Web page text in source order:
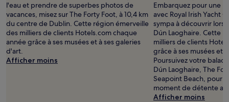
l'eau et prendre de superbes photos de
vacances, misez sur The Forty Foot, à 10,4 km
du centre de Dublin. Cette région émerveille
des milliers de clients Hotels.com chaque
année grâce à ses musées et à ses galeries
d'art.
Afficher moins
Embarquez pour une
avec Royal Irish Yacht
sympa à découvrir lors
Dún Laoghaire. Cette
milliers de clients
grâce à ses musées et
Poursuivez votre
Dún Laoghaire, The
Seapoint Beach, pour
moment de détente
Afficher moins